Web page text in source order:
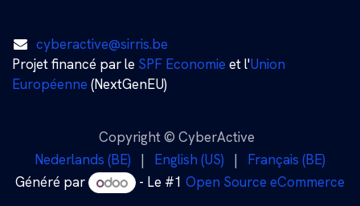
cyberactive@sirris.be
Projet financé par le SPF Economie et l'Union
Européenne (NextGenEU)
Copyright © CyberActive
Nederlands (BE)
| English (US) |
Français (BE)
Généré par
- Le #1 Open Source eCommerce